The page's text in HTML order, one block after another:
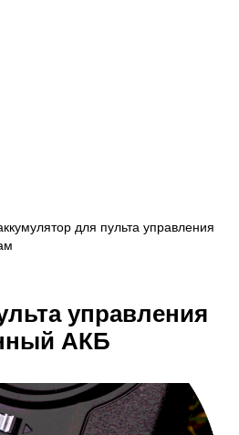
для пульта управления
управления
АКБ